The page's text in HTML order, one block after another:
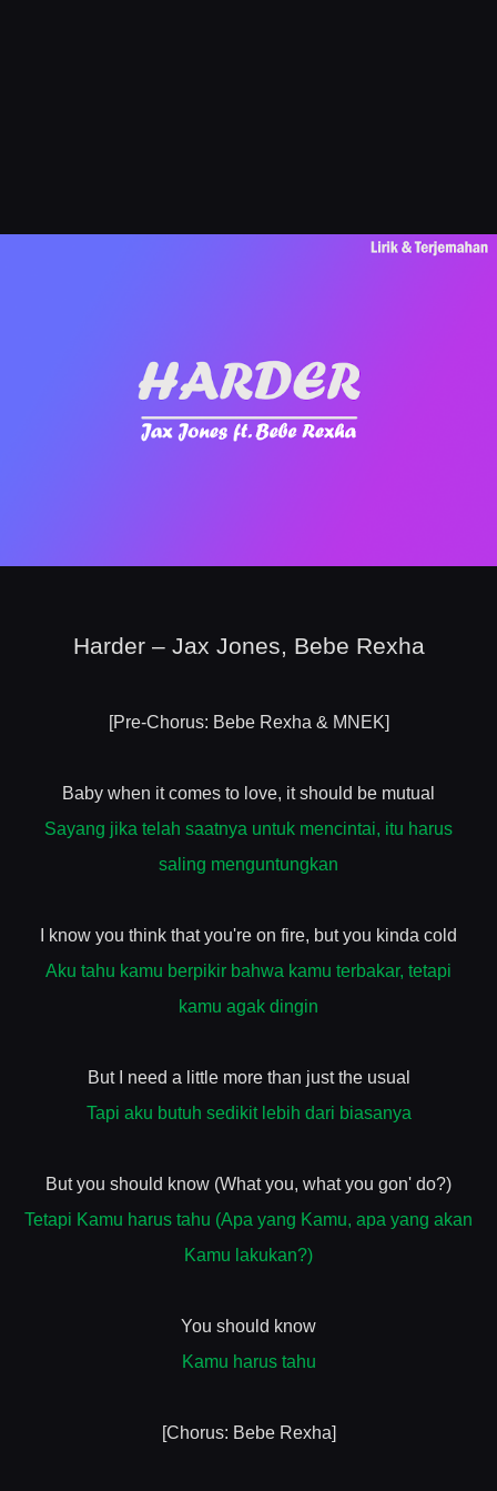
Harder – Jax Jones, Bebe Rexha
[Pre-Chorus: Bebe Rexha & MNEK]
Baby when it comes to love, it should be mutual
Sayang jika telah saatnya untuk mencintai, itu harus
saling menguntungkan
I know you think that you're on fire, but you kinda cold
Aku tahu kamu berpikir bahwa kamu terbakar, tetapi
kamu agak dingin
But I need a little more than just the usual
Tapi aku butuh sedikit lebih dari biasanya
But you should know (What you, what you gon' do?)
Tetapi Kamu harus tahu (Apa yang Kamu, apa yang akan
Kamu lakukan?)
You should know
Kamu harus tahu
[Chorus: Bebe Rexha]